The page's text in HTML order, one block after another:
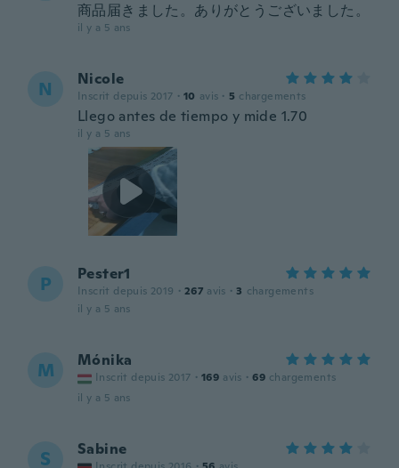
商品届きました。ありがとうございました。
il y a 5 ans
N Nicole
Inscrit depuis 2017 · 10 avis · 5 chargements
Llego antes de tiempo y mide 1.70
il y a 5 ans
P Pester1
Inscrit depuis 2019 · 267 avis · 3 chargements
il y a 5 ans
M Mónika
Inscrit depuis 2017 · 169 avis · 69 chargements
il y a 5 ans
S Sabine